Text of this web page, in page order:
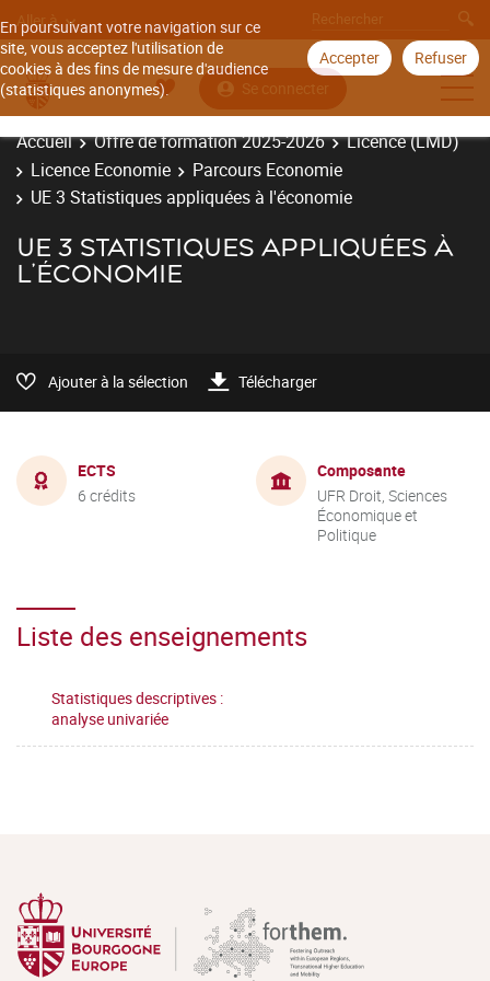
En poursuivant votre navigation sur ce
site, vous acceptez l'utilisation de
cookies à des fins de mesure d'audience
(statistiques anonymes).
Accepter Refuser
Aller à
Se connecter
Accueil Offre de formation 2025-2026
Licence (LMD)
Licence Economie
Parcours Economie
UE 3 Statistiques appliquées à l'économie
UE 3 STATISTIQUES APPLIQUÉES À
L'ÉCONOMIE
Ajouter à la sélection Télécharger
ECTS
6 crédits
Composante
UFR Droit, Sciences
Économique et
Politique
Liste des enseignements
Statistiques descriptives :
analyse univariée